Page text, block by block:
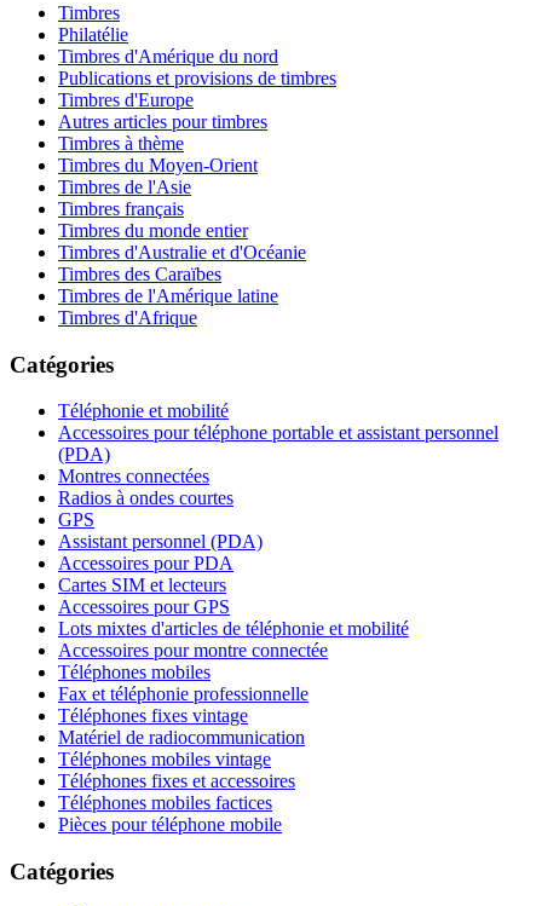
Timbres
Philatélie
Timbres d'Amérique du nord
Publications et provisions de timbres
Timbres d'Europe
Autres articles pour timbres
Timbres à thème
Timbres du Moyen-Orient
Timbres de l'Asie
Timbres français
Timbres du monde entier
Timbres d'Australie et d'Océanie
Timbres des Caraïbes
Timbres de l'Amérique latine
Timbres d'Afrique
Catégories
Téléphonie et mobilité
Accessoires pour téléphone portable et assistant personnel
(PDA)
Montres connectées
Radios à ondes courtes
GPS
Assistant personnel (PDA)
Accessoires pour PDA
Cartes SIM et lecteurs
Accessoires pour GPS
Lots mixtes d'articles de téléphonie et mobilité
Accessoires pour montre connectée
Téléphones mobiles
Fax et téléphonie professionnelle
Téléphones fixes vintage
Matériel de radiocommunication
Téléphones mobiles vintage
Téléphones fixes et accessoires
Téléphones mobiles factices
Pièces pour téléphone mobile
Catégories